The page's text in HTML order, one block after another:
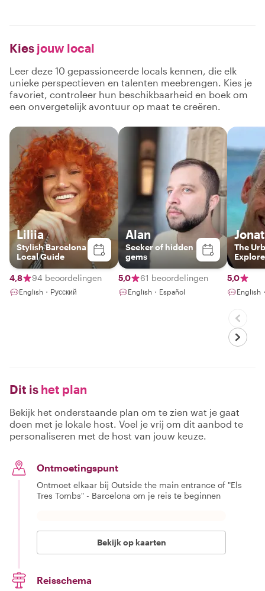
Kies jouw local
Leer deze 10 gepassioneerde locals kennen, die elk
unieke perspectieven en talenten meebrengen. Kies je
favoriet, controleer hun beschikbaarheid en boek om
een onvergetelijk avontuur op maat te creëren.
Liliia
Stylish Barcelona
Local Guide
4,8 94 beoordelingen
English・Русский
Alan
Seeker of hidden
gems
5,0 61 beoordelingen
English・Español
The
5,0
English
Dit is het plan
Bekijk het onderstaande plan om te zien wat je gaat
doen met je lokale host. Voel je vrij om dit aanbod te
personaliseren met de host van jouw keuze.
Ontmoetingspunt
Ontmoet elkaar bij Outside the main entrance of "Els
Tres Tombs" - Barcelona om je reis te beginnen
Bekijk op kaarten
Reisschema